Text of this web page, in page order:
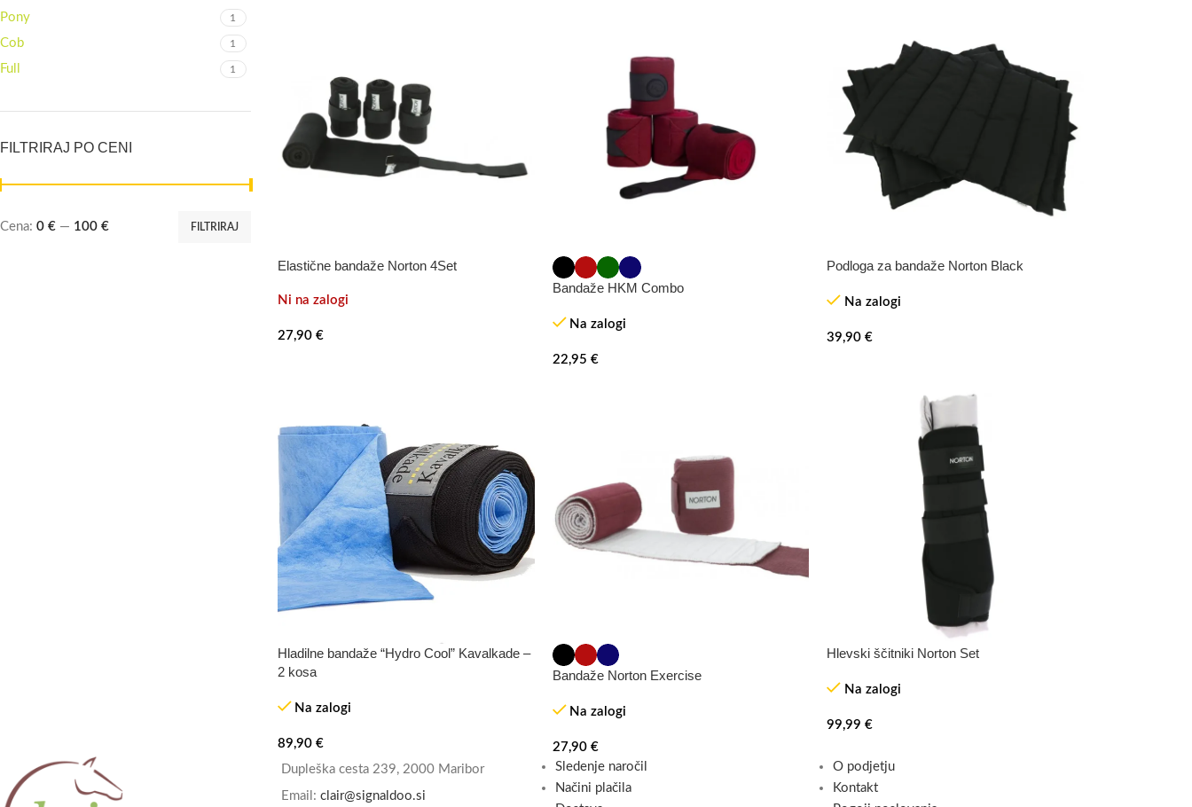
Pony 1
Cob 1
Full 1
FILTRIRAJ PO CENI
FILTRIRAJ
Cena: 0 € — 100 €
Elastične bandaže Norton 4Set
Ni na zalogi
27,90 €
Bandaže HKM Combo
Na zalogi
22,95 €
Podloga za bandaže Norton Black
Na zalogi
39,90€
Hladilne bandaže “Hydro Cool” Kavalkade –
2 kosa
Na zalogi
89,90 €
Bandaže Norton Exercise
Na zalogi
27,90 €
Hlevski ščitniki Norton Set
Na zalogi
99,99€
Dupleška cesta 239, 2000 Maribor
Email: clair@signaldoo.si
Sledenje naročil
Načini plačila
O podjetju
Kontakt